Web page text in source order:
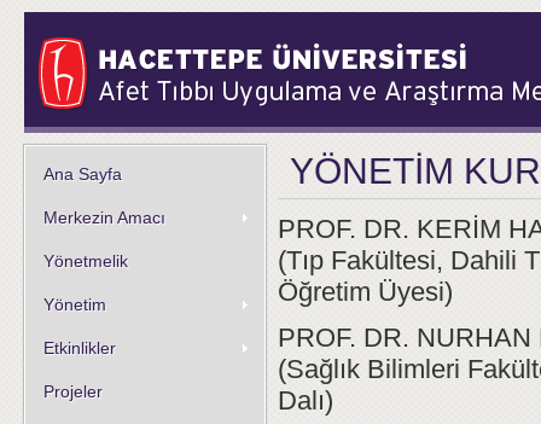
Ana Sayfa
Merkezin Amacı
Yönetmelik
Yönetim
Etkinlikler
Projeler
YÖNETİM
PROF. DR. KERİM
(Tıp Fakültesi, Dahili
Öğretim Üyesi)
PROF. DR.
(Sağlık Bilimleri
Dalı)